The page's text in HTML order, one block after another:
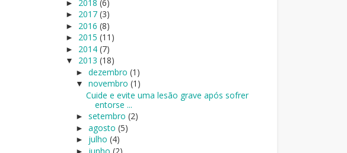
► 2018(6)
► 2017(3)
► 2016(8)
► 2015(11)
► 2014(7)
▼ 2013(18)
►dezembro(1)
▼novembro(1)
Cuide e evite uma lesão grave após sofrer
entorse ...
►setembro(2)
►agosto(5)
► julho(4)